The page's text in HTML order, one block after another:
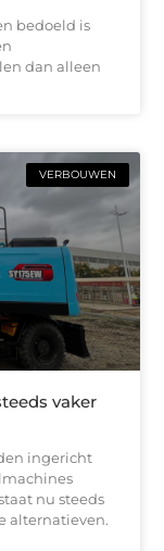
bedoeld is
dan alleen
VERBOUWEN
vaker
ingericht
nu steeds
alternatieven.